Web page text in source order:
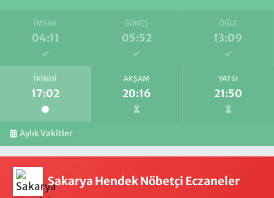
İMSAK
04:11
GÜNEŞ
05:52
ÖĞLE
13:09
İKINDI
17:02
AKŞAM
20:16
YATSI
21:50
Aylık Vakitler
Sakarya Hendek Nöbetçi Eczaneler